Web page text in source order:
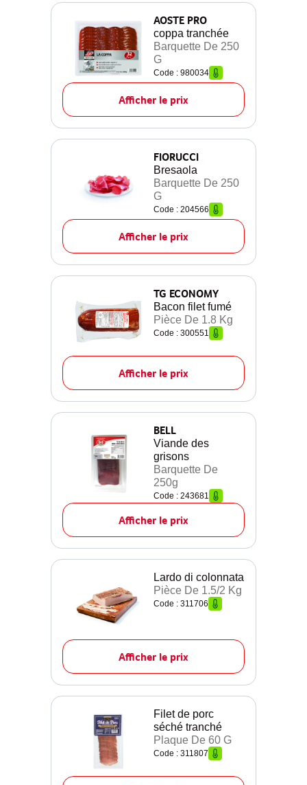
AOSTE PRO
coppa tranchée
Barquette De 250
G
Code : 980034
Afficher le prix
FIORUCCI
Bresaola
Barquette De 250
G
Code : 204566
Afficher le prix
TG ECONOMY
Bacon filet fumé
Pièce De 1.8 Kg
Code : 300551
Afficher le prix
BELL
Viande des
grisons
Barquette De
250g
Code : 243681
Afficher le prix
Lardo di colonnata
Pièce De 1.5/2 Kg
Code : 311706
Afficher le prix
Filet de porc
séché tranché
Plaque De 60 G
Code : 311807